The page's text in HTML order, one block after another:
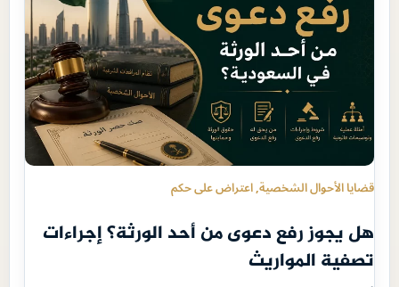
قضايا الأحوال الشخصية, اعتراض على حكم
هل يجوز رفع دعوى من أحد الورثة؟ إجراءات
تصفية المواريث